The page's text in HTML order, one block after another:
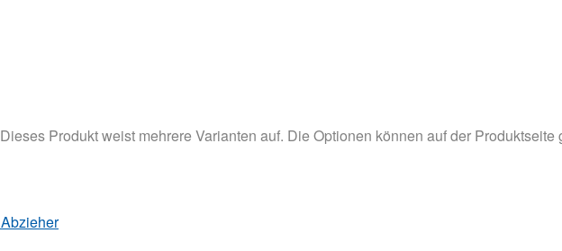
Dieses Produkt weist mehrere Varianten auf. Die Optionen können auf der Produktseite